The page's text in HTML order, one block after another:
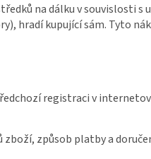
na dálku v souvislosti s
hradí kupující sám. Tyto
registraci v
zboží, způsob platby a